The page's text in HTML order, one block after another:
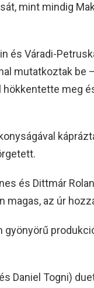
mint mindig
és Váradi-
mutatkoztak be
meg
és Dittmár
magas, az úr
Daniel Togni)